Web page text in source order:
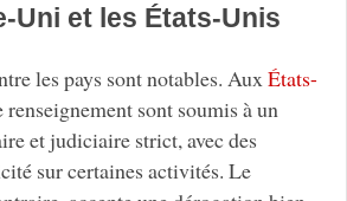
Uni et les États-Unis
les pays sont notables. AuxÉtats-
renseignement sont soumis à un
et judiciaire strict, avec des
sur certaines activités. Le